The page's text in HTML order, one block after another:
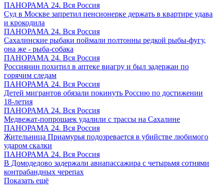
ПАНОРАМА 24. Вся Россия
Суд в Москве запретил пенсионерке держать в квартире удава
и крокодила
ПАНОРАМА 24. Вся Россия
Сахалинские рыбаки поймали полтонны редкой рыбы-фугу,
она же - рыба-собака
ПАНОРАМА 24. Вся Россия
Россиянин похитил в аптеке виагру и был задержан по
горячим следам
ПАНОРАМА 24. Вся Россия
Детей мигрантов обязали покинуть Россию по достижении
18-летия
ПАНОРАМА 24. Вся Россия
Медвежат-попрошаек удалили с трассы на Сахалине
ПАНОРАМА 24. Вся Россия
Жительница Приамурья подозревается в убийстве любимого
ударом скалки
ПАНОРАМА 24. Вся Россия
В Домодедово задержали авиапассажира с четырьмя сотнями
контрабандных черепах
Показать ещё